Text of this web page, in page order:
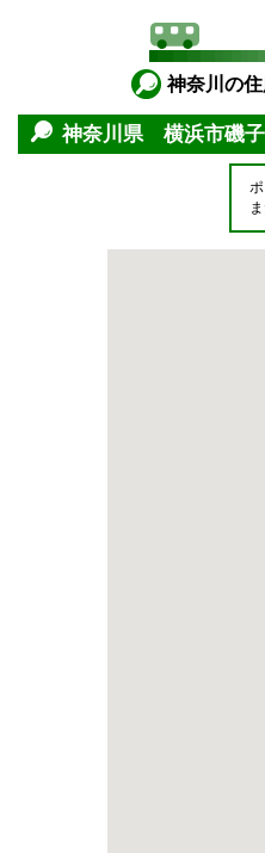
神奈川の
神奈川県 横浜市磯